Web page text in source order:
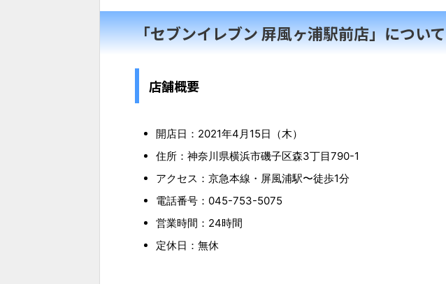
「セブンイレブン 屏風ヶ浦駅前店」について
店舗概要
開店日：2021年4月15日（木）
住所：神奈川県横浜市磯子区森3丁目790-1
アクセス：京急本線・屏風浦駅〜徒歩1分
電話番号：045-753-5075
営業時間：24時間
定休日：無休